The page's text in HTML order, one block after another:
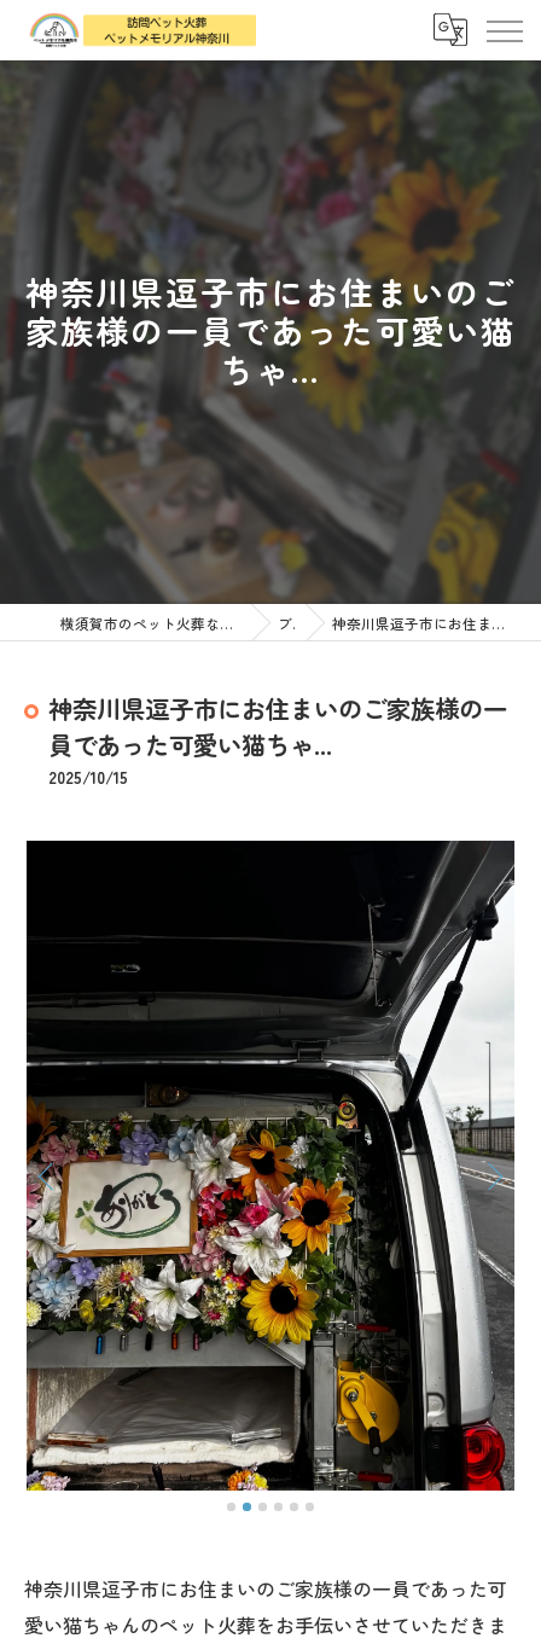
神奈川県逗子市にお住まいのご
家族様の一員であった可愛い猫
ちゃ...
横須賀市のペット火葬なら訪問ペット火葬 ペットメモリアル神奈川 ブログ 神奈川県逗子市にお住まいのご家族様の一員であった可愛い猫ちゃ...
神奈川県逗子市にお住まいのご家族様の一
員であった可愛い猫ちゃ...
2025/10/15
神奈川県逗子市にお住まいのご家族様の一員であった可
愛い猫ちゃんのペット火葬をお手伝いさせていただきま